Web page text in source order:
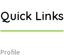
Quick Links
Profile